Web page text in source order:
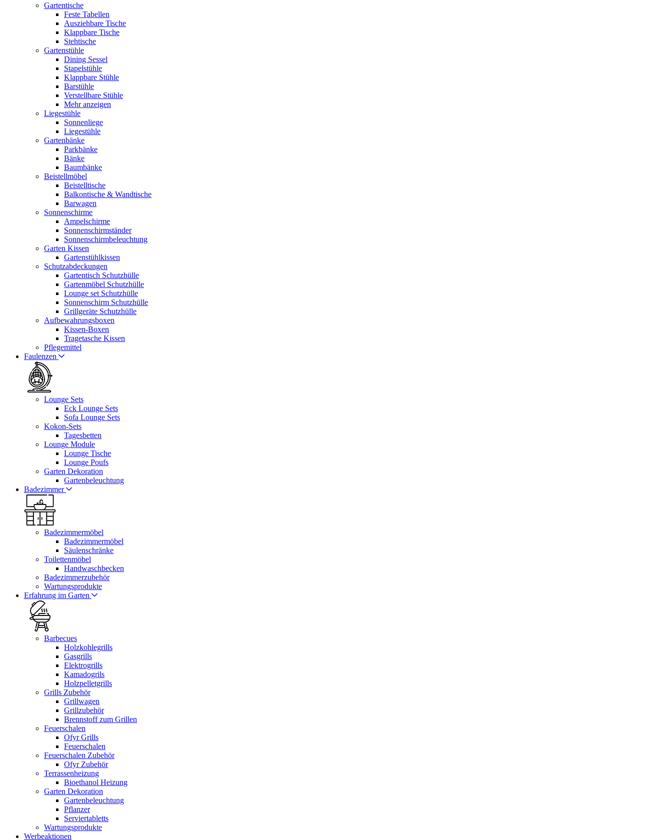
Gartentische
Feste Tabellen
Ausziehbare Tische
Klappbare Tische
Stehtische
Gartenstühle
Dining Sessel
Stapelstühle
Klappbare Stühle
Barstühle
Verstellbare Stühle
Mehr anzeigen
Liegestühle
Sonnenliege
Liegestühle
Gartenbänke
Parkbänke
Bänke
Baumbänke
Beistellmöbel
Beistelltische
Balkontische & Wandtische
Barwagen
Sonnenschirme
Ampelschirme
Sonnenschirmständer
Sonnenschirmbeleuchtung
Garten Kissen
Gartenstühlkissen
Schutzabdeckungen
Gartentisch Schutzhülle
Gartenmöbel Schutzhülle
Lounge set Schutzhülle
Sonnenschirm Schutzhülle
Grillgeräte Schutzhülle
Aufbewahrungsboxen
Kissen-Boxen
Tragetasche Kissen
Pflegemittel
Faulenzen
Lounge Sets
Eck Lounge Sets
Sofa Lounge Sets
Kokon-Sets
Tagesbetten
Lounge Module
Lounge Tische
Lounge Poufs
Garten Dekoration
Gartenbeleuchtung
Badezimmer
Badezimmermöbel
Badezimmermöbel
Säulenschränke
Toilettenmöbel
Handwaschbecken
Badezimmerzubehör
Wartungsprodukte
Erfahrung im Garten
Barbecues
Holzkohlegrills
Gasgrills
Elektrogrills
Kamadogrils
Holzpelletgrills
Grills Zubehör
Grillwagen
Grillzubehör
Brennstoff zum Grillen
Feuerschalen
Ofyr Grills
Feuerschalen
Feuerschalen Zubehör
Ofyr Zubehör
Terrassenheizung
Bioethanol Heizung
Garten Dekoration
Gartenbeleuchtung
Pflanzer
Serviertabletts
Wartungsprodukte
Werbeaktionen